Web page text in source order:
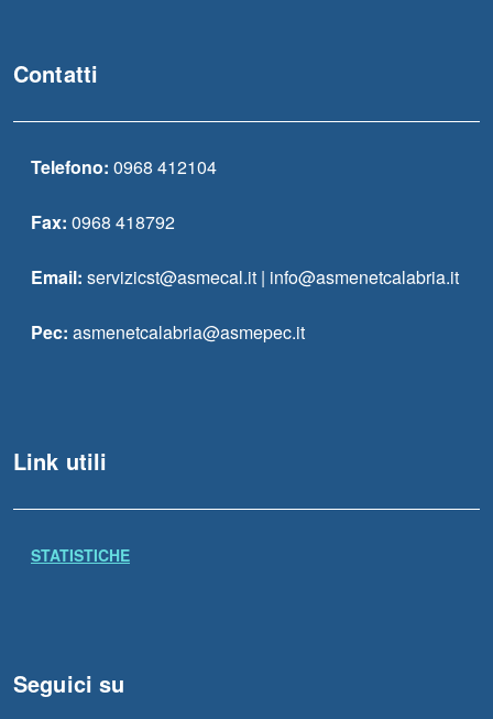
Contatti
Telefono: 0968 412104
Fax: 0968 418792
Email: servizicst@asmecal.it | info@asmenetcalabria.it
Pec: asmenetcalabria@asmepec.it
Link utili
STATISTICHE
Seguici su